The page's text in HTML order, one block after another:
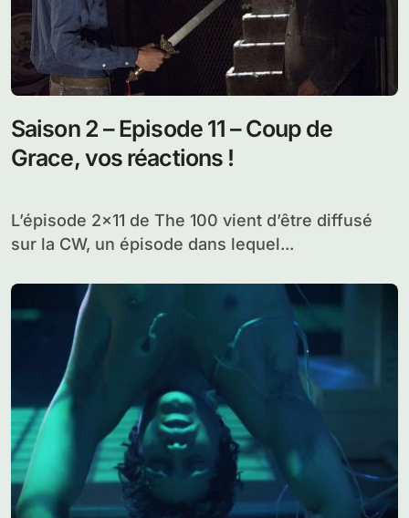
Saison 2 – Episode 11 – Coup de
Grace, vos réactions !
L’épisode 2×11 de The 100 vient d’être diffusé
sur la CW, un épisode dans lequel...